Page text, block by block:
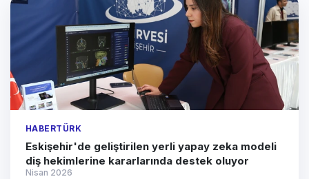
HABERTÜRK
Eskişehir'de geliştirilen yerli yapay zeka modeli
diş hekimlerine kararlarında destek oluyor
Nisan 2026